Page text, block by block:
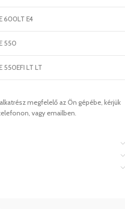
600LT E4
550
550EFI LT LT
megfelelő az Ön gépébe, kérjük
vagy emailben.